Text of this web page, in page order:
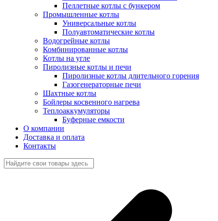
Пеллетные котлы с бункером
Промышленные котлы
Универсальные котлы
Полуавтоматические котлы
Водогрейные котлы
Комбинированные котлы
Котлы на угле
Пиролизные котлы и печи
Пиролизные котлы длительного горения
Газогенераторные печи
Шахтные котлы
Бойлеры косвенного нагрева
Теплоаккумуляторы
Буферные емкости
О компании
Доставка и оплата
Контакты